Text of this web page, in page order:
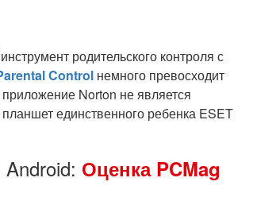
родительского контроля с
Control немного превосходит
Norton не является
единственного ребенка ESET
Оценка PCMag